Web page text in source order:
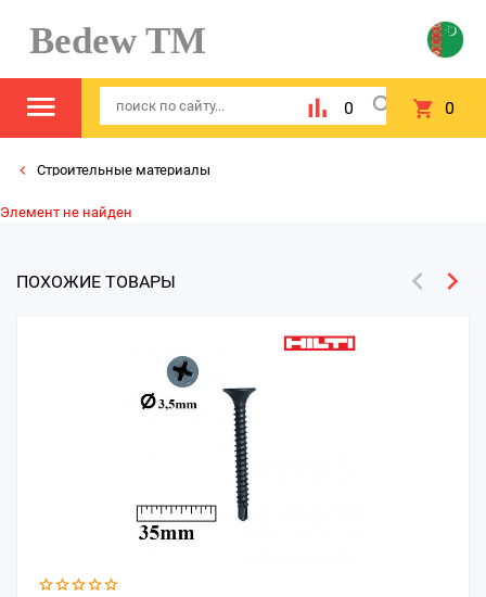
Bedew TM
0 0
Строительные материалы
Элемент не найден
ПОХОЖИЕ ТОВАРЫ